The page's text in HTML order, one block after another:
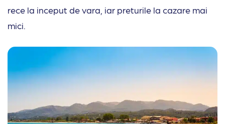
rece la inceput de vara, iar preturile la cazare mai
mici.